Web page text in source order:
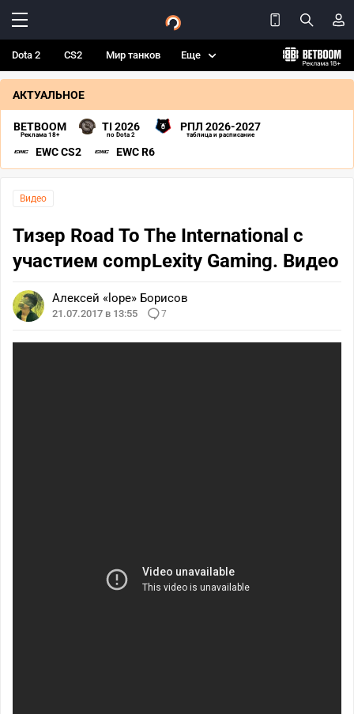
Dota 2 CS2 Мир танков Еще
АКТУАЛЬНОЕ
BETBOOM
Реклама 18+
TI 2026
по Dota 2
РПЛ 2026-2027
таблица и расписание
EWC CS2 EWC R6
Видео
Тизер Road To The International с
участием compLexity Gaming. Видео
Алексей «lope» Борисов
21.07.2017 в 13:55 7